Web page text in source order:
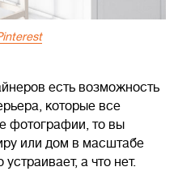
есть возможность
которые все
фотографии, то вы
или дом в масштабе
а что нет.